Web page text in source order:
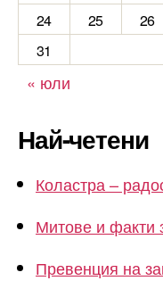
24
25 26
31
« юли
Най-четени
Коластра –
Митове и факти
Превенция на